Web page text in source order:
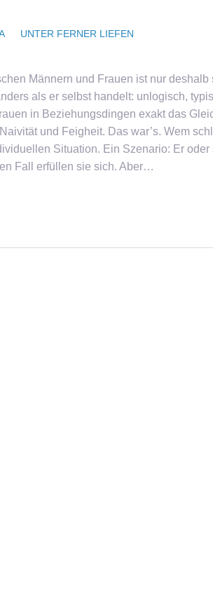
UNTER FERNER LIEFEN
Männern und Frauen ist nur
als er selbst handelt: unlogisch,
in Beziehungsdingen exakt das
und Feigheit. Das war’s. Wem
Situation. Ein Szenario: Er
Fall erfüllen sie sich. Aber…